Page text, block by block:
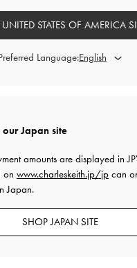
このレビューは役に立ちまし
our Japan site
amounts are displayed in
on www.charleskeith.jp/jp can
Japan.
SHOP JAPAN SITE
STATES OF AMERICA
Language: